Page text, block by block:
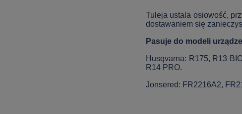
Tuleja ustala osiowość,
dostawaniem się
Pasuje do modeli
Husqvarna: R175, R13
R14 PRO.
Jonsered: FR2216A2,